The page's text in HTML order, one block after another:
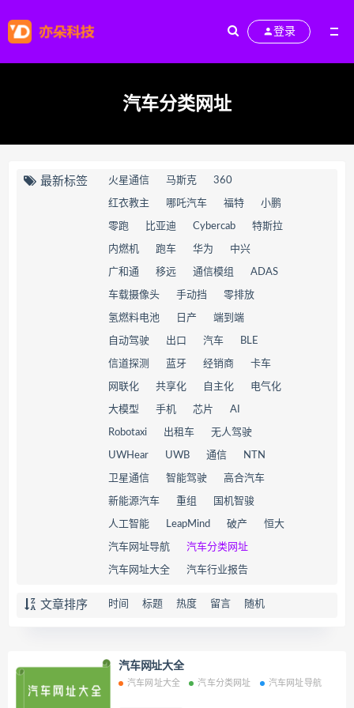
登录
汽车分类网址
最新标签 火星通信 马斯克 360
红衣教主 哪吒汽车 福特 小鹏
零跑 比亚迪 Cybercab 特斯拉
内燃机 跑车 华为 中兴
广和通 移远 通信模组 ADAS
车载摄像头 手动挡 零排放
氢燃料电池 日产 端到端
自动驾驶 出口 汽车 BLE
信道探测 蓝牙 经销商 卡车
网联化 共享化 自主化 电气化
大模型 手机 芯片 AI
Robotaxi 出租车 无人驾驶
UWHear UWB 通信 NTN
卫星通信 智能驾驶 高合汽车
新能源汽车 重组 国机智骏
人工智能 LeapMind 破产 恒大
汽车网址导航 汽车分类网址
汽车网址大全 汽车行业报告
文章排序 时间 标题 热度 留言 随机
汽车网址大全
汽车网址大全 汽车分类网址 汽车网址导航